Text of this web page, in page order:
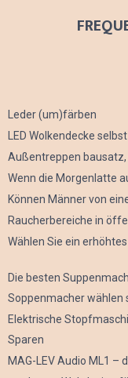
Leder (um)färben
LED Wolkendecke
Außentreppen
Wenn die Morgenlatte
Können Männer von
Raucherbereiche in
Wählen Sie ein
Die besten
Soppenmacher wählen
Elektrische
Sparen
MAG-LEV Audio ML1 –